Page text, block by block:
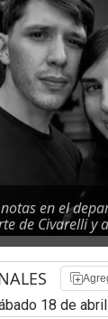
en el
de Civarelli y
18 de